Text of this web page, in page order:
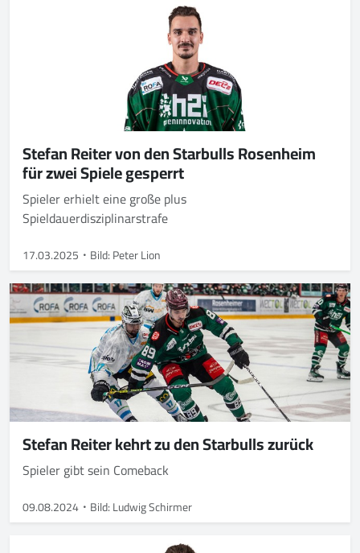
Stefan Reiter von den Starbulls Rosenheim
für zwei Spiele gesperrt
Spieler erhielt eine große plus
Spieldauerdisziplinarstrafe
17.03.2025 Bild: Peter Lion
Stefan Reiter kehrt zu den Starbulls zurück
Spieler gibt sein Comeback
09.08.2024 Bild: Ludwig Schirmer